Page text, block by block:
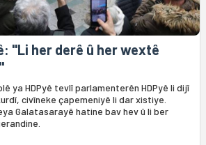
"Li her derê û her wextê
ya HDPyê tevlî parlamenterên HDPyê li dijî
civîneke çapemeniyê li dar xistiye.
Galatasarayê hatine bav hev û li ber